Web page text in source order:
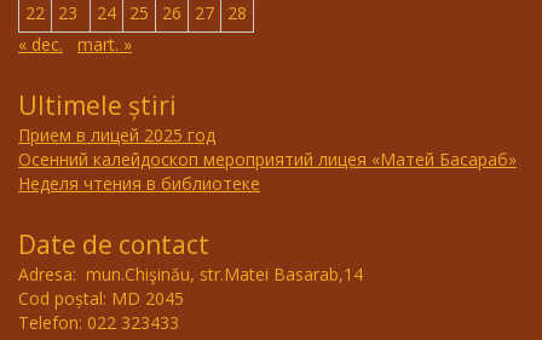
22
23 24 25 26 27
28
« dec.
mart. »
Ultimele știri
Прием в лицей 2025 год
Осенний калейдоскоп мероприятий лицея «Матей Басараб»
Неделя чтения в библиотеке
Date de contact
Adresa: mun.Chişinău, str.Matei Basarab,14
Cod poștal: MD 2045
Telefon: 022 323433